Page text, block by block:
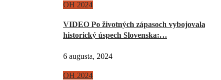
OH 2024
VIDEO Po životných zápasoch vybojovala
historický úspech Slovenska:…
6 augusta, 2024
OH 2024